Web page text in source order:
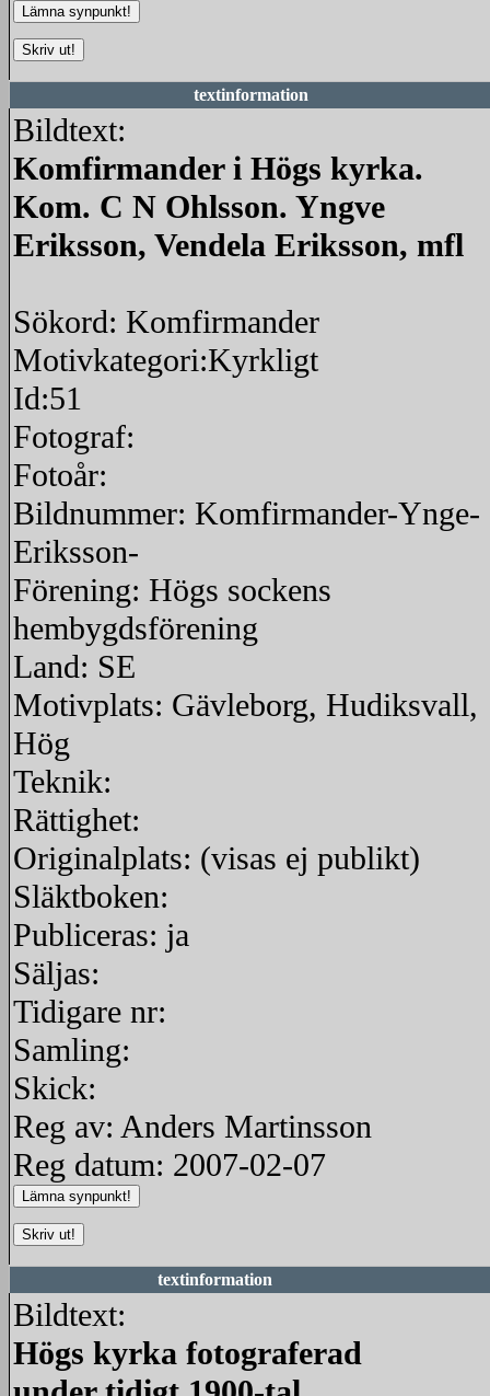
textinformation
Bildtext:
Komfirmander i Högs kyrka.
Kom. C N Ohlsson. Yngve
Eriksson, Vendela Eriksson, mfl
Sökord: Komfirmander
Motivkategori:Kyrkligt
Id:51
Fotograf:
Fotoår:
Bildnummer: Komfirmander-Ynge-
Eriksson-
Förening: Högs sockens
hembygdsförening
Land: SE
Motivplats: Gävleborg, Hudiksvall,
Hög
Teknik:
Rättighet:
Originalplats: (visas ej publikt)
Släktboken:
Publiceras: ja
Säljas:
Tidigare nr:
Samling:
Skick:
Reg av: Anders Martinsson
Reg datum: 2007-02-07
textinformation
Bildtext:
Högs kyrka fotograferad